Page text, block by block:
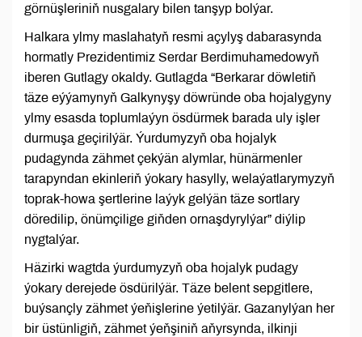
görnüşleriniň nusgalary bilen tanşyp bolýar.
Halkara ylmy maslahatyň resmi açylyş dabarasynda
hormatly Prezidentimiz Serdar Berdimuhamedowyň
iberen Gutlagy okaldy. Gutlagda “Berkarar döwletiň
täze eýýamynyň Galkynyşy döwründe oba hojalygyny
ylmy esasda toplumlaýyn ösdürmek barada uly işler
durmuşa geçirilýär. Ýurdumyzyň oba hojalyk
pudagynda zähmet çekýän alymlar, hünärmenler
tarapyndan ekinleriň ýokary hasylly, welaýatlarymyzyň
toprak-howa şertlerine laýyk gelýän täze sortlary
döredilip, önümçilige giňden ornaşdyrylýar” diýlip
nygtalýar.
Häzirki wagtda ýurdumyzyň oba hojalyk pudagy
ýokary derejede ösdürilýär. Täze belent sepgitlere,
buýsançly zähmet ýeňişlerine ýetilýär. Gazanylýan her
bir üstünligiň, zähmet ýeňşiniň aňyrsynda, ilkinji